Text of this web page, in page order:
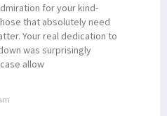
for your kind-
that absolutely need
Your real dedication to
was surprisingly
allow